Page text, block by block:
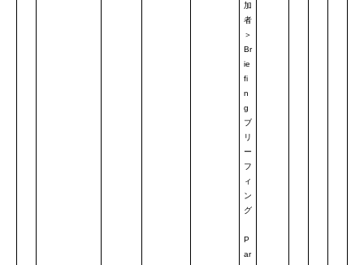
加
者
＞
Br
ie
fi
n
g
ブ
リ
ー
フ
ィ
ン
グ
P
ar